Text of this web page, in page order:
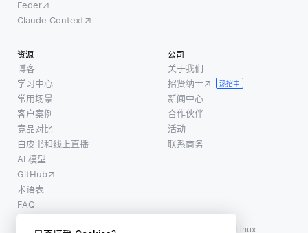
Feder
Claude Context
资源
博客
学习中心
常用场景
客户案例
竞品对比
白皮书和线上直播
AI 模型
GitHub
术语表
FAQ
公司
关于我们
招贤纳士
热招中
新闻中心
合作伙伴
活动
联系商务
使用条款
LF AI、LF AI & Data、Milvus，以及相关的开源项目名称为 Linux